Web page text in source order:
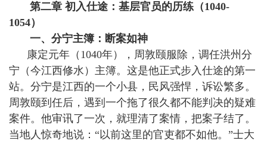
第二章 初入仕途：基层官员的历练（1040-
1054）
一、分宁主簿：断案如神
康定元年（1040年），周敦颐服除，调任洪州分
宁（今江西修水）主簿。这是他正式步入仕途的第一
站。分宁是江西的一个小县，民风强悍，诉讼繁多。
周敦颐到任后，遇到一个拖了很久都不能判决的疑难
案件。他审讯了一次，就理清了案情，把案子结了。
当地人惊奇地说：“以前这里的官吏都不如他。”士大